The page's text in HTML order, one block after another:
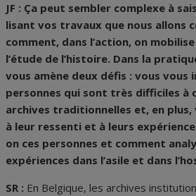
JF : Ça peut sembler complexe à
lisant vos travaux que nous allons
comment, dans l’action, on
l’étude de l’histoire. Dans la
vous amène deux défis : vous vous
personnes qui sont très difficiles à
archives traditionnelles et, en plus,
à leur ressenti et à leurs
on ces personnes et comment
expériences dans l’asile et dans
SR : En Belgique, les archives